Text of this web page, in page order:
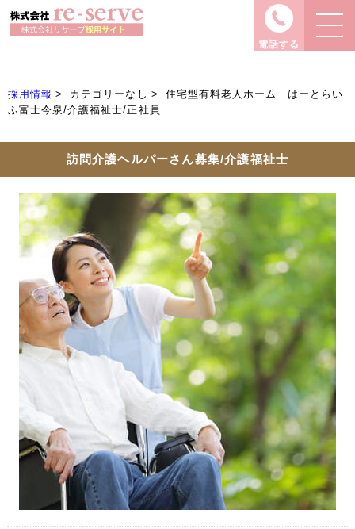
電話する
採用情報 カテゴリーなし
住宅型有料老人ホーム はーとらい
ふ富士今泉/介護福祉士/正社員
訪問介護ヘルパーさん募集/介護福祉士